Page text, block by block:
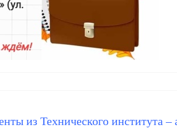
из Технического института